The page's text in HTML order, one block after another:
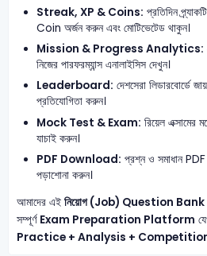
Streak, XP & Coins: প্রতিদিন
Coin অর্জন করুন এবং মোটিভেটেড থাকুন।
Mission & Progress Analytics:
নিজের পারফরম্যান্স এনালাইসিস দেখুন।
Leaderboard: দেশসেরা লিডারবোর্ডে
প্রতিযোগিতা করুন।
Mock Test & Exam: রিয়েল এক্সামের
যাচাই করুন।
PDF Download: প্রশ্ন ও সমাধান
পড়াশোনা করুন।
আমাদের এই নিয়োগ (Job) Question Bank
সম্পূর্ণ Exam Preparation Platform
Practice + Analysis +